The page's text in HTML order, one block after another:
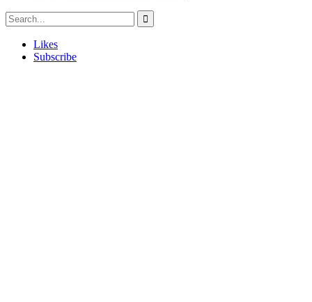
Likes
Subscribe